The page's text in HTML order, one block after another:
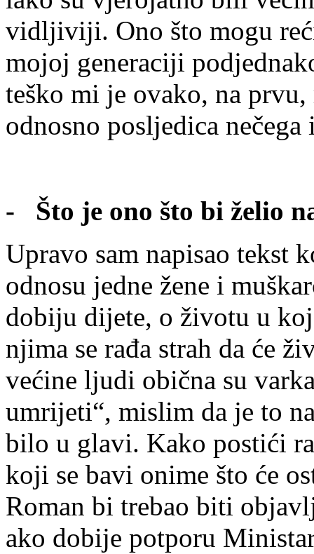
vidljiviji. Ono što mogu
mojoj generaciji
teško mi je ovako, na
odnosno posljedica
- Što je ono što bi želio
Upravo sam napisao tekst
odnosu jedne žene i
dobiju dijete, o životu u
njima se rađa strah da će
većine ljudi obična su
umrijeti“, mislim da je to
bilo u glavi. Kako postići
koji se bavi onime što će
Roman bi trebao biti
ako dobije potporu